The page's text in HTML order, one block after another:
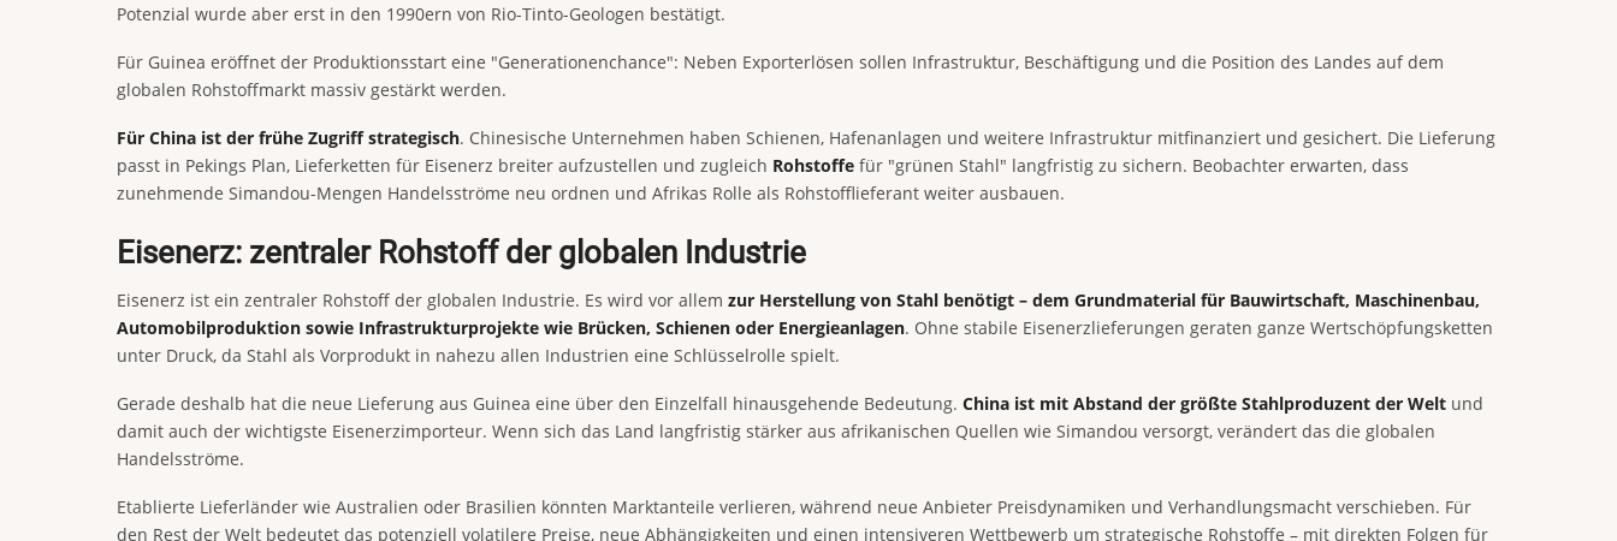
Potenzial wurde aber erst in den 1990ern von Rio-Tinto-Geologen bestätigt.
Für Guinea eröffnet der Produktionsstart eine "Generationenchance": Neben Exporterlösen sollen Infrastruktur, Beschäftigung und die Position des Landes auf dem
globalen Rohstoffmarkt massiv gestärkt werden.
Für China ist der frühe Zugriff strategisch. Chinesische Unternehmen haben Schienen, Hafenanlagen und weitere Infrastruktur mitfinanziert und gesichert. Die Lieferung
passt in Pekings Plan, Lieferketten für Eisenerz breiter aufzustellen und zugleich Rohstoffe für "grünen Stahl" langfristig zu sichern. Beobachter erwarten, dass
zunehmende Simandou-Mengen Handelsströme neu ordnen und Afrikas Rolle als Rohstofflieferant weiter ausbauen.
Eisenerz: zentraler Rohstoff der globalen Industrie
Eisenerz ist ein zentraler Rohstoff der globalen Industrie. Es wird vor allem zur Herstellung von Stahl benötigt – dem Grundmaterial für Bauwirtschaft, Maschinenbau,
Automobilproduktion sowie Infrastrukturprojekte wie Brücken, Schienen oder Energieanlagen. Ohne stabile Eisenerzlieferungen geraten ganze Wertschöpfungsketten
unter Druck, da Stahl als Vorprodukt in nahezu allen Industrien eine Schlüsselrolle spielt.
Gerade deshalb hat die neue Lieferung aus Guinea eine über den Einzelfall hinausgehende Bedeutung. China ist mit Abstand der größte Stahlproduzent der Welt und
damit auch der wichtigste Eisenerzimporteur. Wenn sich das Land langfristig stärker aus afrikanischen Quellen wie Simandou versorgt, verändert das die globalen
Handelsströme.
Etablierte Lieferländer wie Australien oder Brasilien könnten Marktanteile verlieren, während neue Anbieter Preisdynamiken und Verhandlungsmacht verschieben. Für
den Rest der Welt bedeutet das potenziell volatilere Preise, neue Abhängigkeiten und einen intensiveren Wettbewerb um strategische Rohstoffe – mit direkten Folgen für